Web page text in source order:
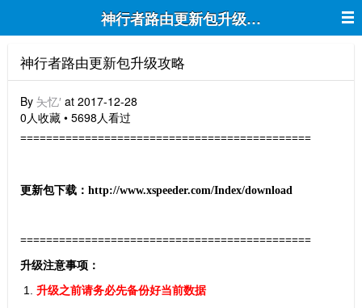
神行者路由更新包升级攻略
神行者路由更新包升级攻略
By 夨忆′ at 2017-12-28
0人收藏 • 5698人看过
=============================================
更新包下载：http://www.xspeeder.com/Index/download
=============================================
升级注意事项：
升级之前请务必先备份好当前数据